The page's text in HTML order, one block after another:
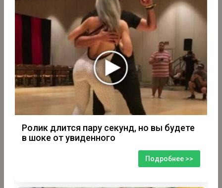
Ролик длится пару секунд, но вы будете
в шоке от увиденного
Подробнее >>